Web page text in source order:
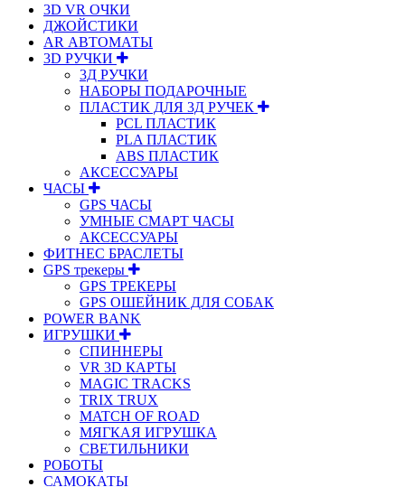
3D VR ОЧКИ
ДЖОЙСТИКИ
АR АВТОМАТЫ
3D РУЧКИ
3Д РУЧКИ
НАБОРЫ ПОДАРОЧНЫЕ
ПЛАСТИК ДЛЯ 3Д РУЧЕК
PCL ПЛАСТИК
PLA ПЛАСТИК
ABS ПЛАСТИК
АКСЕССУАРЫ
ЧАСЫ
GPS ЧАСЫ
УМНЫЕ СМАРТ ЧАСЫ
АКСЕССУАРЫ
ФИТНЕС БРАСЛЕТЫ
GPS трекеры
GPS ТРЕКЕРЫ
GPS ОШЕЙНИК ДЛЯ СОБАК
POWER BANK
ИГРУШКИ
СПИННЕРЫ
VR 3D КАРТЫ
MAGIC TRACKS
TRIX TRUX
MATCH OF ROAD
МЯГКАЯ ИГРУШКА
СВЕТИЛЬНИКИ
РОБОТЫ
САМОКАТЫ